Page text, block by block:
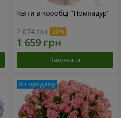
Квіти в коробці "Помпадур"
2 074 грн
Замовити